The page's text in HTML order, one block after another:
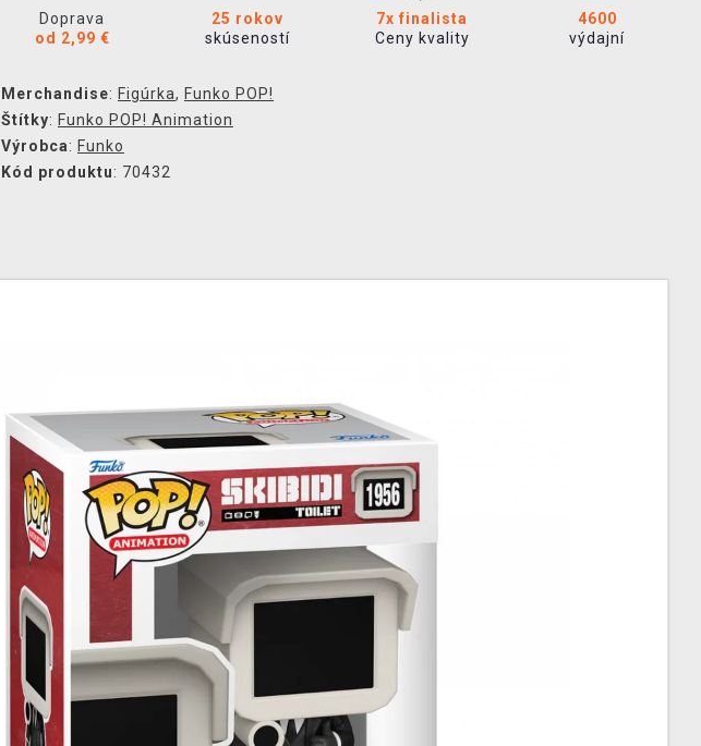
Doprava
od 2,99 €
25 rokov
skúseností
7x finalista
Ceny kvality
4600
výdajní
Merchandise: Figúrka, Funko POP!
Štítky: Funko POP! Animation
Výrobca: Funko
Kód produktu: 70432